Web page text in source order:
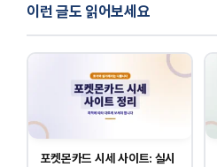
이런 글도 읽어보세요
포켓몬카드 시세 사이트: 실시